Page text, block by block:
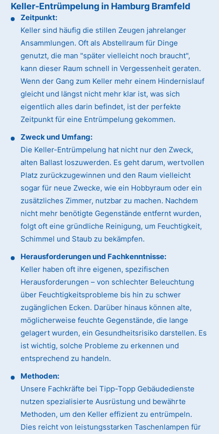
Keller-Entrümpelung in Hamburg Bramfeld
Zeitpunkt:
Keller sind häufig die stillen Zeugen jahrelanger
Ansammlungen. Oft als Abstellraum für Dinge
genutzt, die man "später vielleicht noch braucht",
kann dieser Raum schnell in Vergessenheit geraten.
Wenn der Gang zum Keller mehr einem Hindernislauf
gleicht und längst nicht mehr klar ist, was sich
eigentlich alles darin befindet, ist der perfekte
Zeitpunkt für eine Entrümpelung gekommen.
Zweck und Umfang:
Die Keller-Entrümpelung hat nicht nur den Zweck,
alten Ballast loszuwerden. Es geht darum, wertvollen
Platz zurückzugewinnen und den Raum vielleicht
sogar für neue Zwecke, wie ein Hobbyraum oder ein
zusätzliches Zimmer, nutzbar zu machen. Nachdem
nicht mehr benötigte Gegenstände entfernt wurden,
folgt oft eine gründliche Reinigung, um Feuchtigkeit,
Schimmel und Staub zu bekämpfen.
Herausforderungen und Fachkenntnisse:
Keller haben oft ihre eigenen, spezifischen
Herausforderungen – von schlechter Beleuchtung
über Feuchtigkeitsprobleme bis hin zu schwer
zugänglichen Ecken. Darüber hinaus können alte,
möglicherweise feuchte Gegenstände, die lange
gelagert wurden, ein Gesundheitsrisiko darstellen. Es
ist wichtig, solche Probleme zu erkennen und
entsprechend zu handeln.
Methoden:
Unsere Fachkräfte bei Tipp-Topp Gebäudedienste
nutzen spezialisierte Ausrüstung und bewährte
Methoden, um den Keller effizient zu entrümpeln.
Dies reicht von leistungsstarken Taschenlampen für